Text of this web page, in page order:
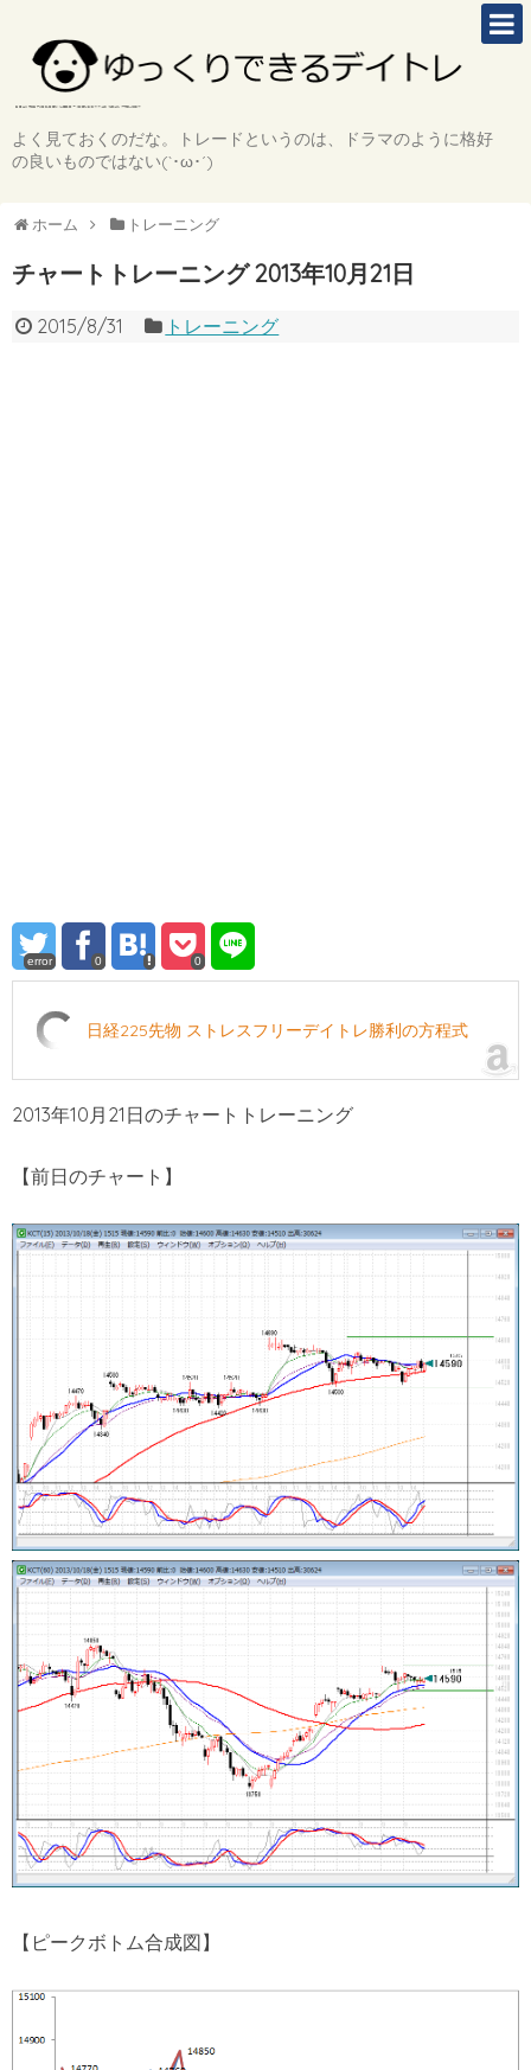
よく見ておくのだな。トレードというのは、ドラマのように格好
の良いものではない(`･ω･´)
ホーム トレーニング
チャートトレーニング 2013年10月21日
2015/8/31 トレーニング
error 0 0
日経225先物 ストレスフリーデイトレ勝利の方程式
2013年10月21日のチャートトレーニング
【前日のチャート】
【ピークボトム合成図】